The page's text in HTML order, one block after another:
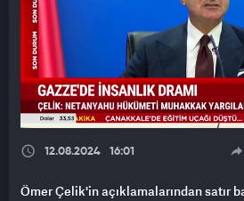
12.08.2024 16:01
Ömer Çelik'in açıklamalarından satır